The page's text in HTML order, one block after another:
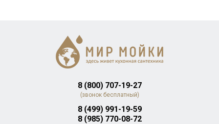
8 (800) 707-19-27
(звонок бесплатный)
8 (499) 991-19-59
8 (985) 770-08-72